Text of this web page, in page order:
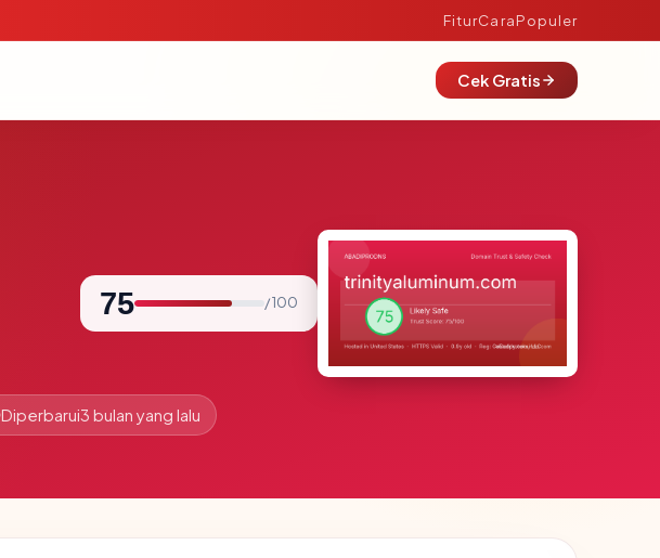
FiturCaraPopuler
Cek Gratis
75 / 100
Diperbarui3 bulan yang lalu